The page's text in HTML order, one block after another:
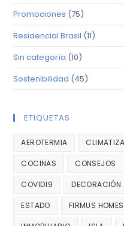
Promociones (75)
Residencial Brasil (11)
Sin categoría (10)
Sostenibilidad (45)
ETIQUETAS
AEROTERMIA
COCINAS CONSEJOS
COVID19 DECORACIÓN
ESTADO FIRMUS HOMES